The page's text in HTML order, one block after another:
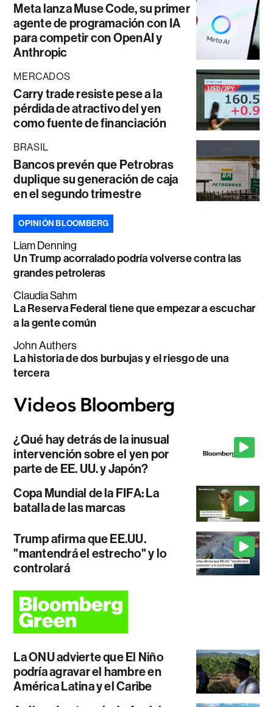
Meta lanza Muse Code, su primer
agente de programación con IA
para competir con OpenAI y
Anthropic
MERCADOS
Carry trade resiste pese a la
pérdida de atractivo del yen
como fuente de financiación
BRASIL
Bancos prevén que Petrobras
duplique su generación de caja
en el segundo trimestre
OPINIÓN BLOOMBERG
Liam Denning
Un Trump acorralado podría volverse contra las
grandes petroleras
Claudia Sahm
La Reserva Federal tiene que empezar a escuchar
a la gente común
John Authers
La historia de dos burbujas y el riesgo de una
tercera
¿Qué hay detrás de la inusual
intervención sobre el yen por
parte de EE. UU. y Japón?
Copa Mundial de la FIFA: La
batalla de las marcas
Trump afirma que EE.UU.
"mantendrá el estrecho" y lo
controlará
La ONU advierte que El Niño
podría agravar el hambre en
América Latina y el Caribe